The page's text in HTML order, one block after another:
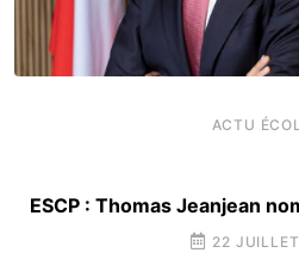
ACTU
ESCP : Thomas Jeanjean
22